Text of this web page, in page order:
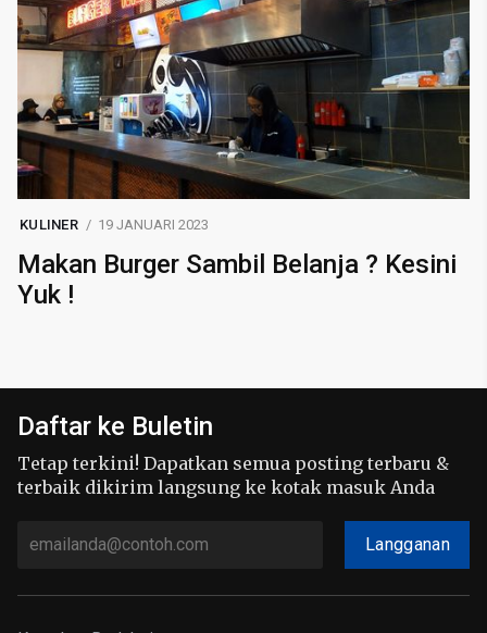
KULINER 19 JANUARI 2023
Makan Burger Sambil Belanja ? Kesini
Yuk !
Daftar ke Buletin
Tetap terkini! Dapatkan semua posting terbaru &
terbaik dikirim langsung ke kotak masuk Anda
Langganan